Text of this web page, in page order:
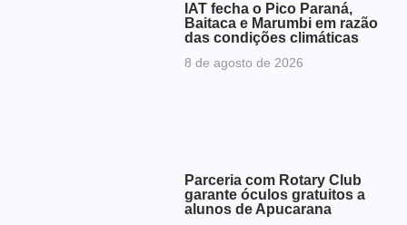
IAT fecha o Pico Paraná,
Baitaca e Marumbi em razão
das condições climáticas
8 de agosto de 2026
Parceria com Rotary Club
garante óculos gratuitos a
alunos de Apucarana